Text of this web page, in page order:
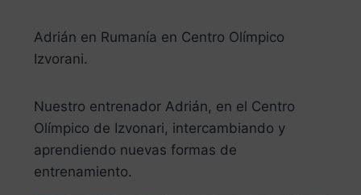
Adrián en Rumanía en Centro Olímpico
Izvorani. ​
Nuestro entrenador Adrián, en el Centro
Olímpico de Izvonari, intercambiando y
aprendiendo nuevas formas de
entrenamiento.​